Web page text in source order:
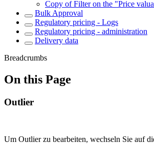
Copy of Filter on the "Price
Bulk Approval
Regulatory pricing - Logs
Regulatory pricing - administration
Delivery data
Breadcrumbs
On this Page
Outlier
Um Outlier zu bearbeiten, wechseln Sie auf